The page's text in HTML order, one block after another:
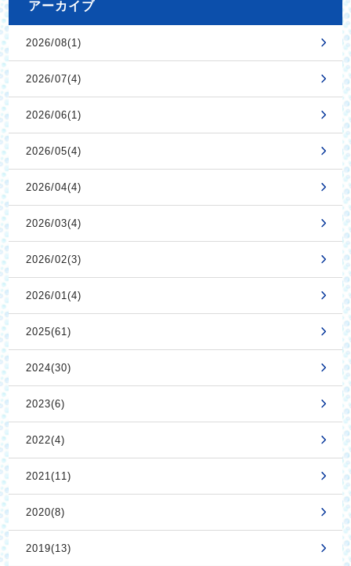
アーカイブ
2026/08(1)
2026/07(4)
2026/06(1)
2026/05(4)
2026/04(4)
2026/03(4)
2026/02(3)
2026/01(4)
2025(61)
2024(30)
2023(6)
2022(4)
2021(11)
2020(8)
2019(13)